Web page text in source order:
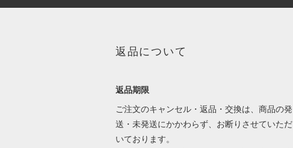
返品について
返品期限
ご注文のキャンセル・返品・交換は、商品の発
送・未発送にかかわらず、お断りさせていただ
いております。